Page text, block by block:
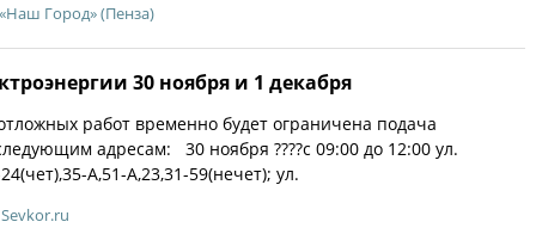
«Наш Город» (Пенза)
30 ноября и 1 декабря
работ временно будет ограничена подача
адресам: 30 ноября ????с 09:00 до 12:00 ул.
А,51-А,23,31-59(нечет); ул.
Sevkor.ru